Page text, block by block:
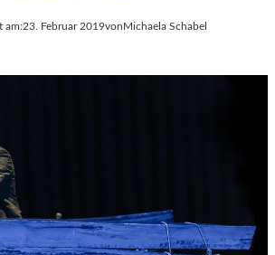
am:23. Februar 2019vonMichaela Schabel